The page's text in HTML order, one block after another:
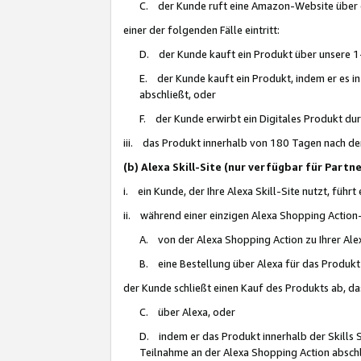
C. der Kunde ruft eine Amazon-Website über
einer der folgenden Fälle eintritt:
D. der Kunde kauft ein Produkt über unsere
E. der Kunde kauft ein Produkt, indem er es
abschließt, oder
F. der Kunde erwirbt ein Digitales Produkt
iii. das Produkt innerhalb von 180 Tagen nach
(b) Alexa Skill-Site (nur verfügbar für
i. ein Kunde, der Ihre Alexa Skill-Site nutzt, führt
ii. während einer einzigen Alexa Shopping
A. von der Alexa Shopping Action zu Ihrer
B. eine Bestellung über Alexa für das
der Kunde schließt einen Kauf des Produkts ab,
C. über Alexa, oder
D. indem er das Produkt innerhalb der Skills
Teilnahme an der Alexa Shopping Action